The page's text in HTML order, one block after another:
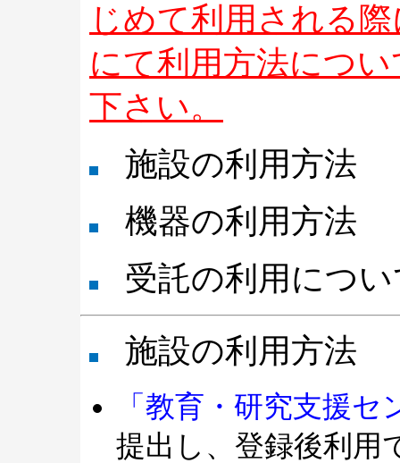
じめて利用される
にて利用方法につ
下さい。
施設の利用方法
機器の利用方法
受託の利用につ
施設の利用方法
「教育・研究支援
提出し、登録後利用